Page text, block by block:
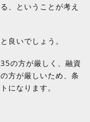
、ということが考え
良いでしょう。
35の方が厳しく、融資
方が厳しいため、条
になります。